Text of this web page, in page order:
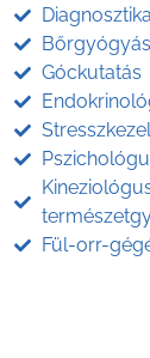
Góckutatás
Fül-orr-